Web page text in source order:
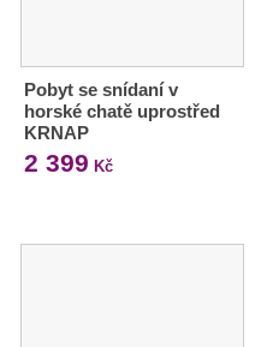
Pobyt se snídaní v
horské chatě uprostřed
KRNAP
2 399 Kč